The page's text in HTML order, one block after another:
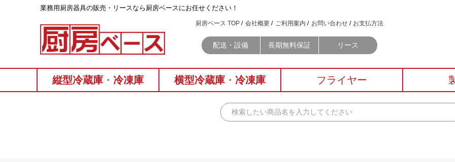
業務⽤厨房器具の販売・リースなら厨房ベースにお任せください！
厨房ベース TOP 会社概要 ご利用案内 お問い合わせ お支払方法
配送・設備 長期無料保証 リース
縦型冷蔵庫 ・ 冷凍庫 横型冷蔵庫 ・ 冷凍庫 フライヤー